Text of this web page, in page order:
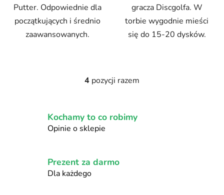
Putter. Odpowiednie dla
początkujących i średnio
zaawansowanych.
gracza Discgolfa. W
torbie wygodnie mieści
się do 15-20 dysków.
K
t
k
4 pozycji razem
Kochamy to co robimy
Opinie o sklepie
Prezent za darmo
Dla każdego